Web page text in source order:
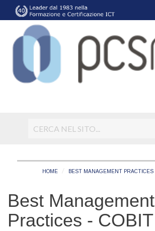
HOME BEST MANAGEMENT PRACTICES
Best Management
Practices - COBIT